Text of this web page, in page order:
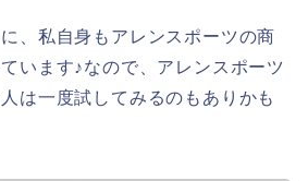
、私自身もアレンスポーツの商
います♪なので、アレンスポーツ
は一度試してみるのもありかも